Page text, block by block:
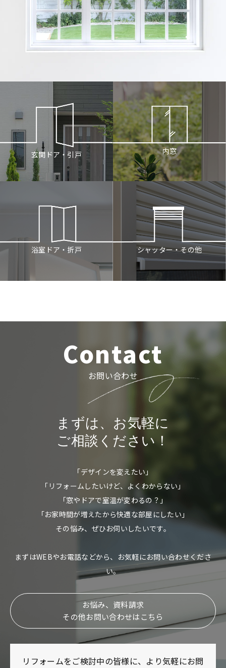
玄関ドア・引戸 内窓
浴室ドア・折戸 シャッター・その他
Contact
お問い合わせ
まずは、お気軽に
ご相談ください！
「デザインを変えたい」
「リフォームしたいけど、よくわからない」
「窓やドアで室温が変わるの？」
「お家時間が増えたから快適な部屋にしたい」
その悩み、ぜひお伺いしたいです。
まずはWEBやお電話などから、お気軽にお問い合わせくださ
い。
お悩み、資料請求
その他お問い合わせはこちら
リフォームをご検討中の皆様に、より気軽にお問